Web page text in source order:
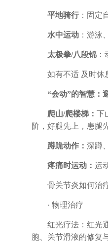
平地骑行：固定
水中运动 ：游泳
太极拳/八段锦
如有不适 及时休
“会动”的智慧：
爬山/爬楼梯： 下
阶，好腿先上，患腿
蹲跪动作： 深蹲
疼痛时运动： 运
骨关节炎如何治
· 物理治疗
红光疗法：红光通
胞、关节滑液的修复